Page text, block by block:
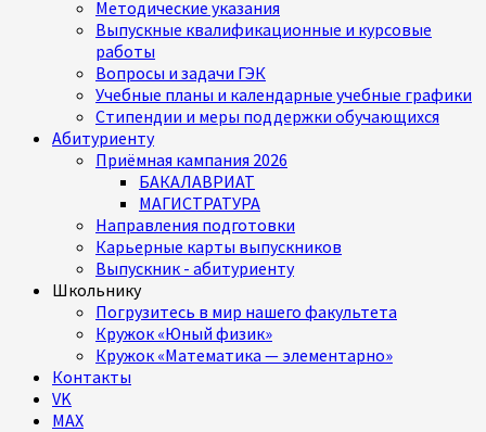
Методические указания
Выпускные квалификационные и курсовые
работы
Вопросы и задачи ГЭК
Учебные планы и календарные учебные графики
Стипендии и меры поддержки обучающихся
Абитуриенту
Приёмная кампания 2026
БАКАЛАВРИАТ
МАГИСТРАТУРА
Направления подготовки
Карьерные карты выпускников
Выпускник - абитуриенту
Школьнику
Погрузитесь в мир нашего факультета
Кружок «Юный физик»
Кружок «Математика — элементарно»
Контакты
VK
MAX